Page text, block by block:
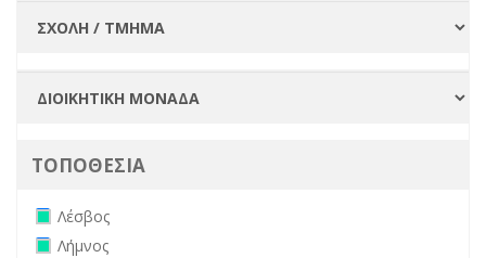
ΤΟΠΟΘΕΣΙΑ
Remove Λέσβος filter
Λέσβος
Remove Λήμνος filter
Λήμνος